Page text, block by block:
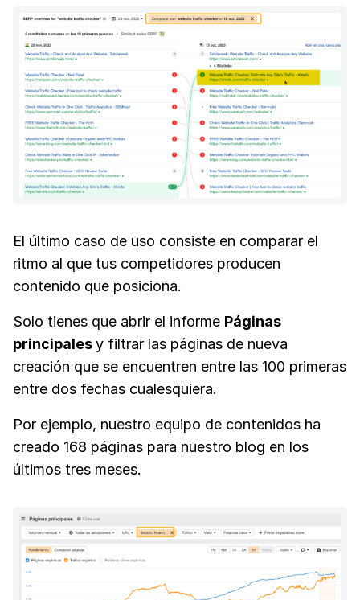
El último caso de uso consiste en comparar el
ritmo al que tus competidores producen
contenido que posiciona.
Solo tienes que abrir el informe Páginas
principalesy filtrar las páginas de nueva
creación que se encuentren entre las 100 primeras
entre dos fechas cualesquiera.
Por ejemplo, nuestro equipo de contenidos ha
creado 168 páginas para nuestro blog en los
últimos tres meses.